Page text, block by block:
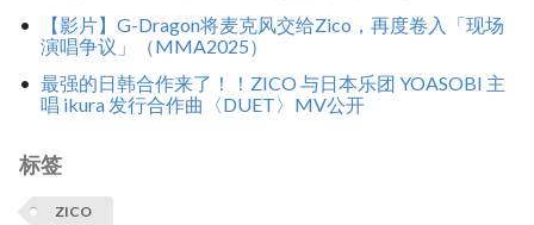
【影片】G-Dragon将麦克风交给Zico，再度卷入「现场
演唱争议」（MMA2025）
最强的日韩合作来了！！ZICO 与日本乐团 YOASOBI 主
唱 ikura 发行合作曲〈DUET〉MV公开
标签
ZICO